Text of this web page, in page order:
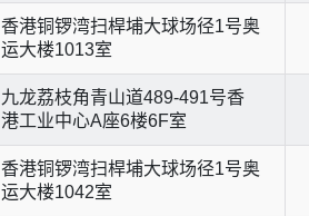
香港铜锣湾扫桿埔大球场径1号奥
运大楼1013室
九龙荔枝角青山道489-491号香
港工业中心A座6楼6F室
香港铜锣湾扫桿埔大球场径1号奥
运大楼1042室